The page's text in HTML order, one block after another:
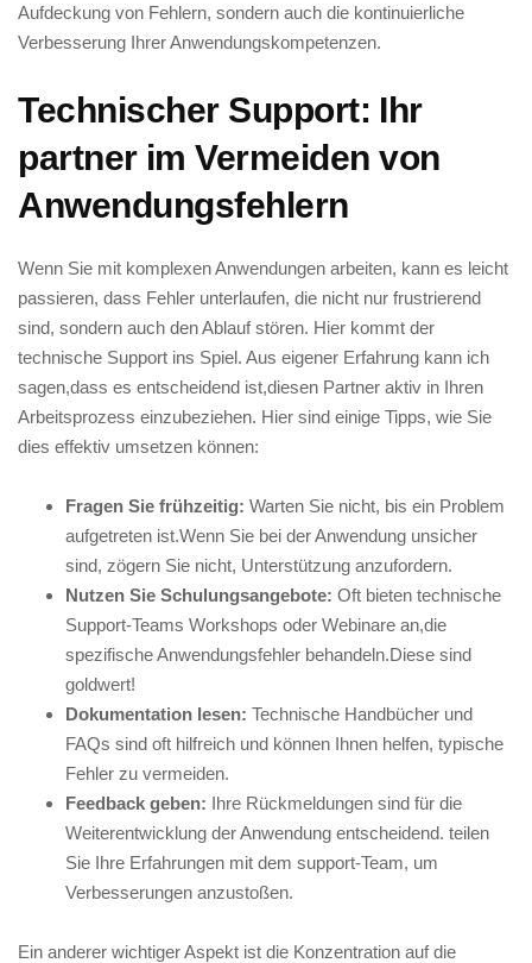
Aufdeckung von⁤ Fehlern, sondern auch die​ kontinuierliche
Verbesserung ​Ihrer ‍Anwendungskompetenzen.
Technischer Support: ⁢Ihr
partner⁣ im Vermeiden ​von
Anwendungsfehlern
Wenn Sie ⁣mit komplexen Anwendungen arbeiten, kann es leicht
passieren, dass Fehler unterlaufen, die nicht ⁣nur ⁤frustrierend
sind, sondern auch den Ablauf⁣ stören. Hier kommt‌ der
technische Support‍ ins Spiel. Aus eigener Erfahrung kann ich
sagen,dass es entscheidend ist,diesen Partner aktiv in Ihren⁣
Arbeitsprozess⁤ einzubeziehen. Hier sind einige Tipps, wie ⁤Sie
dies effektiv umsetzen können:
Fragen Sie frühzeitig: Warten⁤ Sie nicht,‍ bis ein Problem
aufgetreten ⁢ist.Wenn Sie bei der ⁢Anwendung unsicher
sind, zögern​ Sie nicht, Unterstützung anzufordern.
Nutzen ⁤Sie Schulungsangebote: Oft bieten‍ technische
Support-Teams ⁣Workshops⁤ oder Webinare an,die​
spezifische Anwendungsfehler‍ behandeln.Diese sind
goldwert!
Dokumentation lesen: Technische Handbücher und
FAQs⁤ sind oft hilfreich und⁤ können Ihnen helfen, typische
Fehler zu vermeiden.
Feedback ‍geben: Ihre Rückmeldungen ⁣sind für die
Weiterentwicklung⁤ der Anwendung​ entscheidend. teilen
Sie Ihre Erfahrungen ‍mit ⁢dem‍ support-Team, um
Verbesserungen anzustoßen.
Ein anderer wichtiger Aspekt ist die‍ Konzentration auf die